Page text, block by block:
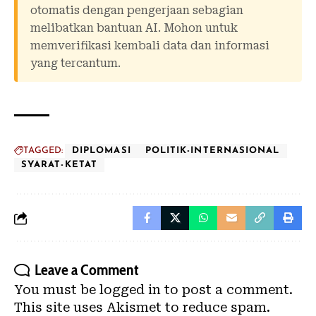
otomatis dengan pengerjaan sebagian
melibatkan bantuan AI. Mohon untuk
memverifikasi kembali data dan informasi
yang tercantum.
TAGGED: DIPLOMASI
POLITIK-INTERNASIONAL
SYARAT-KETAT
Leave a Comment
You must be logged in to post a comment.
This site uses Akismet to reduce spam.